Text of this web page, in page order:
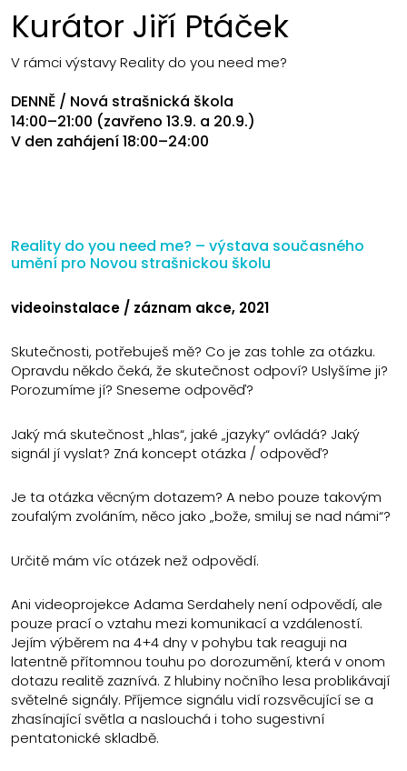
Kurátor Jiří Ptáček
V rámci výstavy Reality do you need me?
DENNĚ / Nová strašnická škola
14:00–21:00 (zavřeno 13.9. a 20.9.)
V den zahájení 18:00–24:00
Reality do you need me? – výstava současného
umění pro Novou strašnickou školu
videoinstalace / záznam akce, 2021
Skutečnosti, potřebuješ mě? Co je zas tohle za otázku.
Opravdu někdo čeká, že skutečnost odpoví? Uslyšíme ji?
Porozumíme jí? Sneseme odpověď?
Jaký má skutečnost „hlas“, jaké „jazyky“ ovládá? Jaký
signál jí vyslat? Zná koncept otázka / odpověď?
Je ta otázka věcným dotazem? A nebo pouze takovým
zoufalým zvoláním, něco jako „bože, smiluj se nad námi“?
Určitě mám víc otázek než odpovědí.
Ani videoprojekce Adama Serdahely není odpovědí, ale
pouze prací o vztahu mezi komunikací a vzdáleností.
Jejím výběrem na 4+4 dny v pohybu tak reaguji na
latentně přítomnou touhu po dorozumění, která v onom
dotazu realitě zaznívá. Z hlubiny nočního lesa problikávají
světelné signály. Příjemce signálu vidí rozsvěcující se a
zhasínající světla a naslouchá i toho sugestivní
pentatonické skladbě.